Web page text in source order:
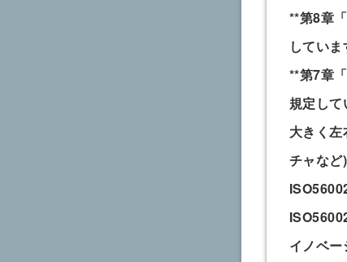
**第8章
していま
**第7章
規定し
大きく
チャなど
イノベ